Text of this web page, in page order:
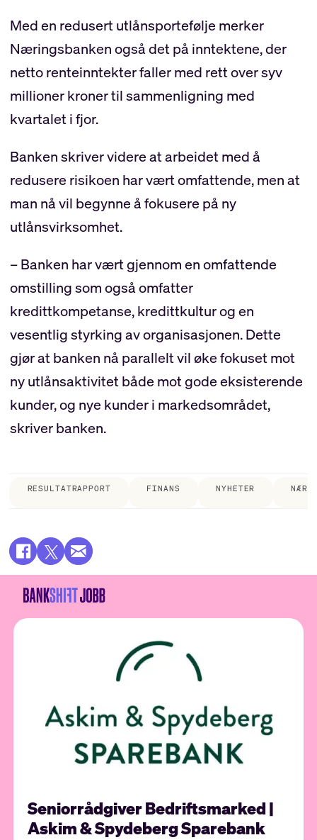
Netto rente- og provisjonsinntekter: 33,4
mill. (40,8)
Rentenetto: 3,7 prosent (3,7)
(18,5)
Med en redusert utlånsportefølje merker
Næringsbanken også det på inntektene, der
netto renteinntekter faller med rett over syv
millioner kroner til sammenligning med
kvartalet i fjor.
Banken skriver videre at arbeidet med å
redusere risikoen har vært omfattende, men at
man nå vil begynne å fokusere på ny
utlånsvirksomhet.
– Banken har vært gjennom en omfattende
omstilling som også omfatter
kredittkompetanse, kredittkultur og en
vesentlig styrking av organisasjonen. Dette
gjør at banken nå parallelt vil øke fokuset mot
ny utlånsaktivitet både mot gode eksisterende
kunder, og nye kunder i markedsområdet,
skriver banken.
RESULTATRAPPORT FINANS NYHETER
Seniorrådgiver Bedriftsmarked |
Askim & Spydeberg Sparebank